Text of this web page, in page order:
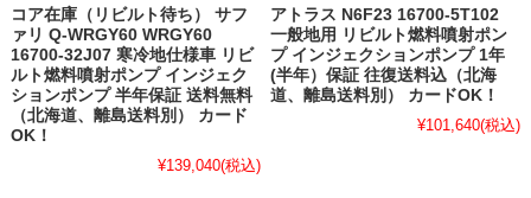
コア在庫（リビルト待ち） サフ
ァリ Q-WRGY60 WRGY60
16700-32J07 寒冷地仕様車 リビ
ルト燃料噴射ポンプ インジェク
ションポンプ 半年保証 送料無料
（北海道、離島送料別） カード
OK！
¥139,040(税込)
アトラス N6F23 16700-5T102
一般地用 リビルト燃料噴射ポン
プ インジェクションポンプ 1年
(半年）保証 往復送料込（北海
道、離島送料別） カードOK！
¥101,640(税込)